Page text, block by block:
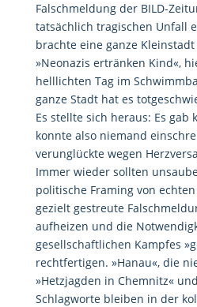
Falschmeldung der BILD-
tatsächlich tragischen Unfall
brachte eine ganze
»Neonazis ertränken Kind«,
helllichten Tag im
ganze Stadt hat es
Es stellte sich heraus: Es gab
konnte also niemand
verunglückte wegen
Immer wieder sollten
politische Framing von
gezielt gestreute
aufheizen und die
gesellschaftlichen Kampfes
rechtfertigen. »Hanau«, die
»Hetzjagden in Chemnitz«
Schlagworte bleiben in der